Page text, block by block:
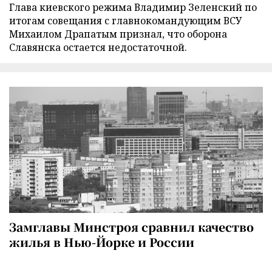
Глава киевского режима Владимир Зеленский по
итогам совещания с главнокомандующим ВСУ
Михаилом Драпатым признал, что оборона
Славянска остается недостаточной.
Замглавы Минстроя сравнил качество
жилья в Нью-Йорке и России